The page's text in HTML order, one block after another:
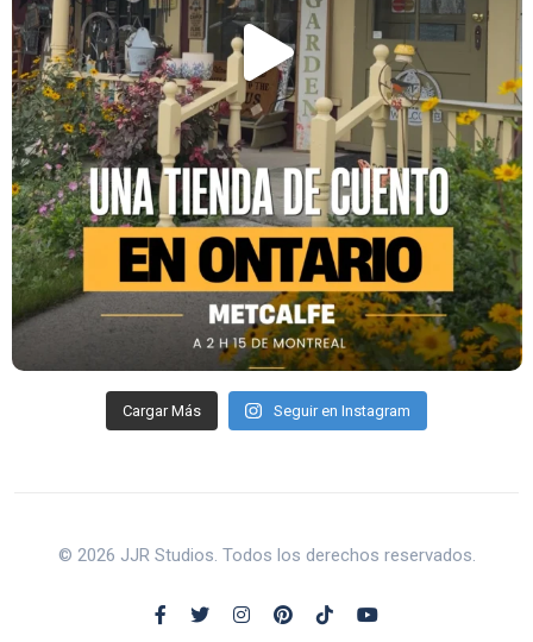
Cargar Más Seguir en Instagram
© 2026 JJR Studios. Todos los derechos reservados.